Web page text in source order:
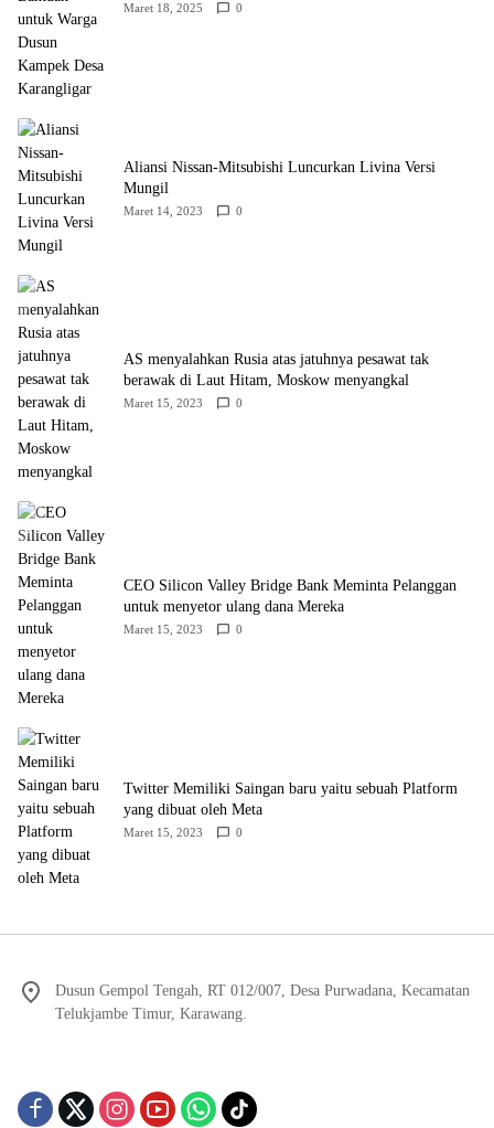
Maret 18, 2025 0
Aliansi Nissan-Mitsubishi Luncurkan Livina Versi
Mungil
Maret 14, 2023 0
AS menyalahkan Rusia atas jatuhnya pesawat tak
berawak di Laut Hitam, Moskow menyangkal
Maret 15, 2023 0
CEO Silicon Valley Bridge Bank Meminta Pelanggan
untuk menyetor ulang dana Mereka
Maret 15, 2023 0
Twitter Memiliki Saingan baru yaitu sebuah Platform
yang dibuat oleh Meta
Maret 15, 2023 0
Dusun Gempol Tengah, RT 012/007, Desa Purwadana, Kecamatan
Telukjambe Timur, Karawang.